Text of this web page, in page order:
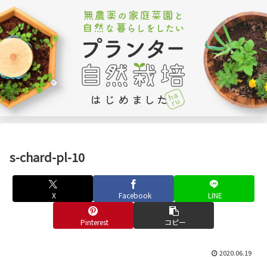
s-chard-pl-10
X Facebook LINE
Pinterest コピー
2020.06.19